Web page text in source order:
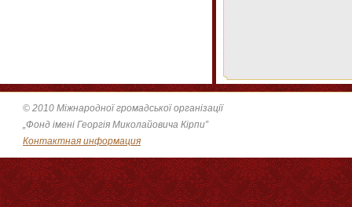
© 2010 Міжнародної громадської організації
„Фонд імені Георгія Миколайовича Кірпи”
Контактная информация